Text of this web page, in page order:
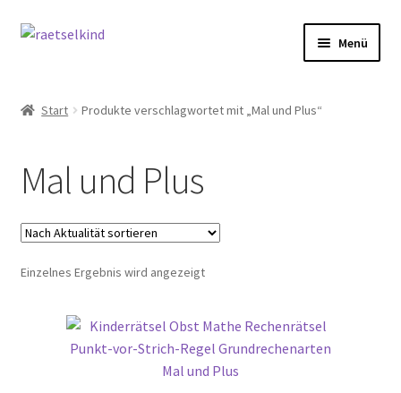
Zur
Zum
Menü
Cookie-Richtlinie (EU)
Datenschutzbelehrung
Echtheit von Bewertungen
Start Produkte verschlagwortet mit „Mal und Plus“
Mal und Plus
Einzelnes Ergebnis wird angezeigt